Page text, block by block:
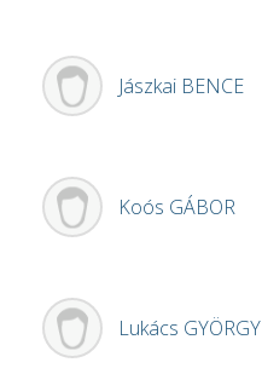
Jászkai BENCE
Koós GÁBOR
Lukács GYÖRGY